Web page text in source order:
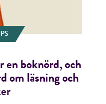
en boknörd, och
om läsning och